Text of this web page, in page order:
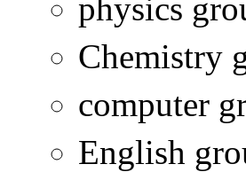
physics
Chemistry
computer
English